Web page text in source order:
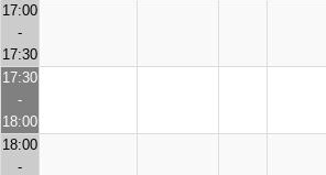
17:00
-
17:30
17:30
-
18:00
18:00
-